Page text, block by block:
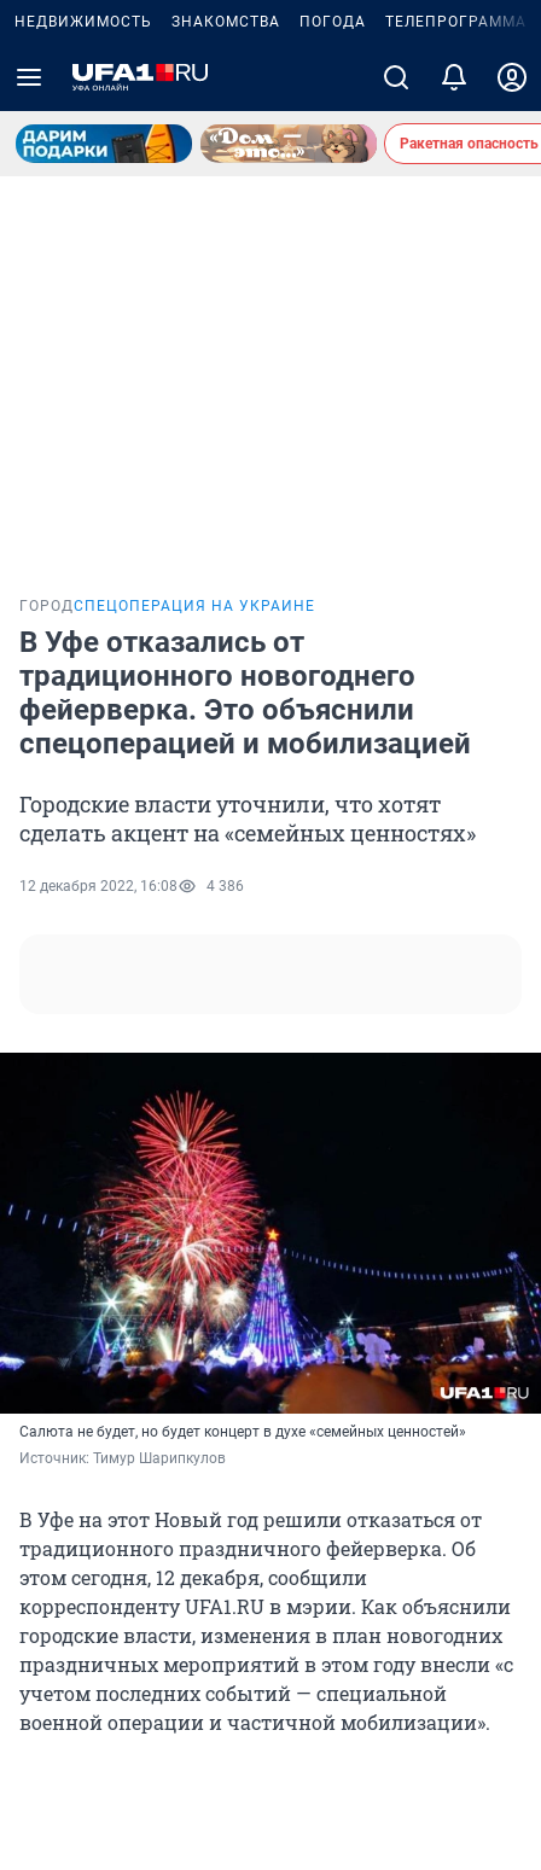
НЕДВИЖИМОСТЬ ЗНАКОМСТВА ПОГОДА ТЕЛЕПРОГРАММА
Ракетная
ГОРОДСПЕЦОПЕРАЦИЯ НА УКРАИНЕ
В Уфе отказались от
традиционного новогоднего
фейерверка. Это объяснили
спецоперацией и мобилизацией
Городские власти уточнили, что хотят
сделать акцент на «семейных ценностях»
12 декабря 2022, 16:08 4 386
Салюта не будет, но будет концерт в духе «семейных ценностей»
Источник: Тимур Шарипкулов
В Уфе на этот Новый год решили отказаться от
традиционного праздничного фейерверка. Об
этом сегодня, 12 декабря, сообщили
корреспонденту UFA1.RU в мэрии. Как объяснили
городские власти, изменения в план новогодних
праздничных мероприятий в этом году внесли «с
учетом последних событий — специальной
военной операции и частичной мобилизации».